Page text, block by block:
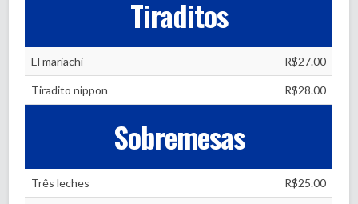
Tiraditos
El mariachi R$27.00
Tiradito nippon R$28.00
Sobremesas
Três leches R$25.00